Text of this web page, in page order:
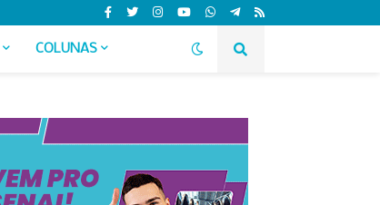
COLUNAS